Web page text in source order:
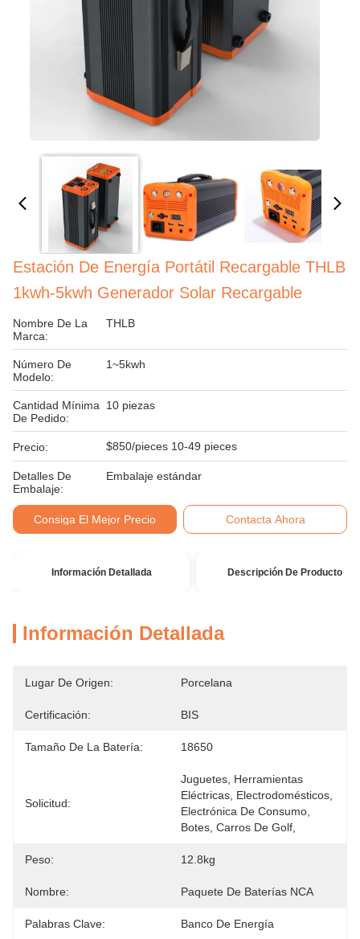
Estación De Energía Portátil Recargable THLB
1kwh-5kwh Generador Solar Recargable
Nombre De La
Marca:
THLB
Número De
Modelo:
1~5kwh
Cantidad Mínima
De Pedido:
10 piezas
Precio: $850/pieces 10-49 pieces
Detalles De
Embalaje:
Embalaje estándar
Consiga El Mejor Precio Contacta Ahora
Información Detallada Descripción De Producto
Información Detallada
Lugar De Origen: Porcelana
Certificación: BIS
Tamaño De La Batería: 18650
Solicitud:
Juguetes, Herramientas
Eléctricas, Electrodomésticos,
Electrónica De Consumo,
Botes, Carros De Golf,
Peso: 12.8kg
Nombre: Paquete De Baterías NCA
Palabras Clave: Banco De Energía